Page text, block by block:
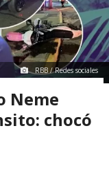
RBB / Redes sociales
Neme
chocó